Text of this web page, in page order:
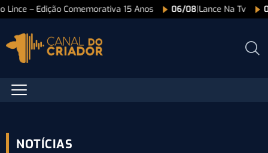
Lince – Edição Comemorativa 15 Anos 06/08|Lance Na Tv
NOTÍCIAS